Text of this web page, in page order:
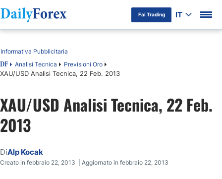
Fai Trading IT
Indice
DF Analisi Tecnica Previsioni Oro
XAU/USD Analisi Tecnica, 22 Feb. 2013
Informativa Pubblicitaria
XAU/USD Analisi Tecnica, 22 Feb.
2013
DiAlp Kocak
Creato in febbraio 22, 2013 | Aggiornato in febbraio 22, 2013